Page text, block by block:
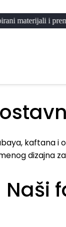
izrada
kaftana i
dizajna
Naši